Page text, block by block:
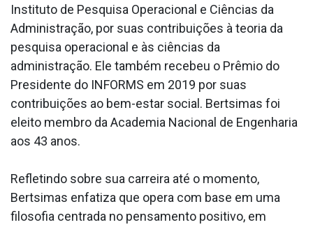
Instituto de Pesquisa Operacional e Ciências da
Administração, por suas contribuições à teoria da
pesquisa operacional e às ciências da
administração. Ele também recebeu o Prêmio do
Presidente do INFORMS em 2019 por suas
contribuições ao bem-estar social. Bertsimas foi
eleito membro da Academia Nacional de Engenharia
aos 43 anos.
Refletindo sobre sua carreira até o momento,
Bertsimas enfatiza que opera com base em uma
filosofia centrada no pensamento positivo, em